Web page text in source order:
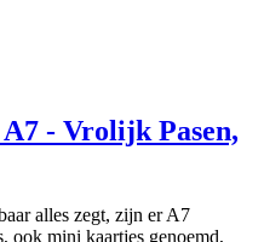
- Vrolijk Pasen,
alles zegt, zijn er A7
ook mini kaartjes genoemd,